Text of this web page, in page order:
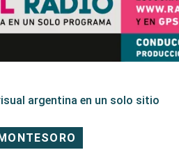
argentina en un solo sitio